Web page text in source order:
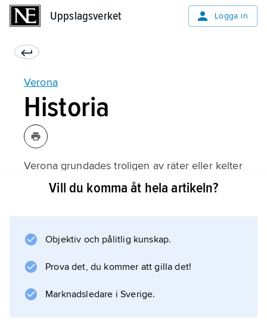
Uppslagsverket Logga in
Verona
Historia
Verona grundades troligen av räter eller kelter
och inlemmades i det romerska riket först
talet e.Kr. – den langobardiske kungen Alboin
mördades där 572 – och den förblev
Vill du komma åt hela artikeln?
Objektiv och pålitlig kunskap.
Prova det, du kommer att gilla det!
Marknadsledare i Sverige.